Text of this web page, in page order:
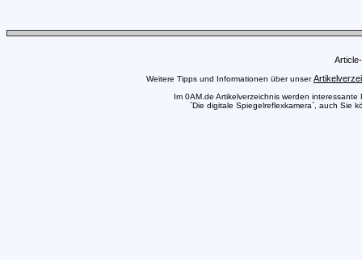
Weitere Tipps und Informationen über unser
Im 0AM.de Artikelverzeichnis werden
`Die digitale Spiegelreflexkamera`, auch Sie